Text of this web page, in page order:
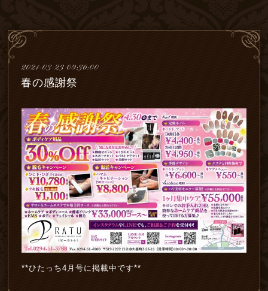
2021-03-23 09:36:00
春の感謝祭
**ひたっち4月号に掲載中です**